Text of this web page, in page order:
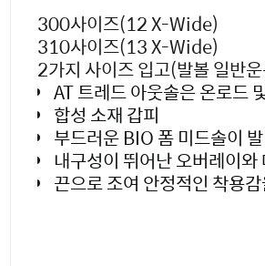
300사이즈(12 X-Wide)
310사이즈(13 X-Wide)
2가지 사이즈 입고(발볼 일반
AT 트레드 아웃솔은 온로드
합성 소재 갑피
부드러운 BIO 폼 미드솔이
내구성이 뛰어난 오버레이
끈으로 조여 안정적인 착용